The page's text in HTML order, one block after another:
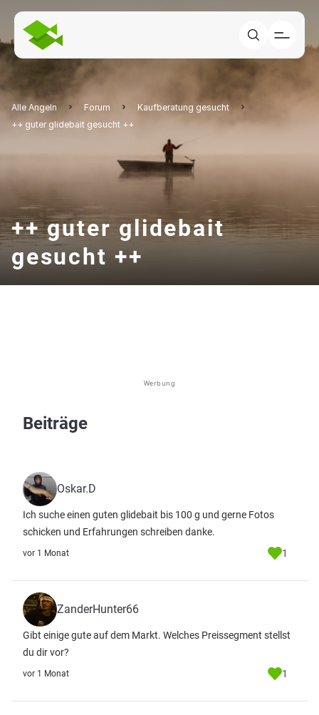
Alle Angeln Forum
Kaufberatung gesucht
++ guter glidebait gesucht ++
++ guter glidebait
gesucht ++
Werbung
Beiträge
Oskar.D
Ich suche einen guten glidebait bis 100 g und gerne Fotos
schicken und Erfahrungen schreiben danke.
vor 1 Monat 1
ZanderHunter66
Gibt einige gute auf dem Markt. Welches Preissegment stellst
du dir vor?
vor 1 Monat 1